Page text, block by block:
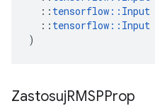
:: tensorflow :: Input
:: tensorflow :: Input
)
ZastosujRMSPProp